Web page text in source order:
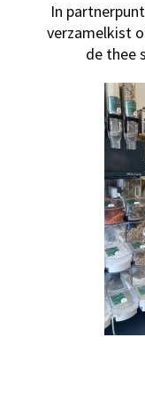
In
verzamelkist
de thee